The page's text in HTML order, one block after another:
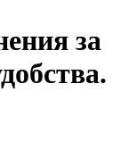
за